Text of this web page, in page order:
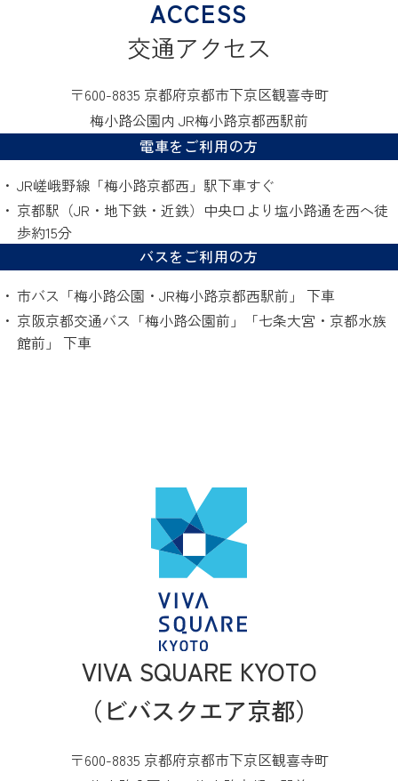
交通アクセス
〒600-8835 京都府京都市下京区観喜寺町
梅小路公園内 JR梅小路京都西駅前
電車をご利用の方
JR嵯峨野線「梅小路京都西」駅下車すぐ
京都駅（JR・地下鉄・近鉄）中央口より塩小路通を西へ徒
歩約15分
バスをご利用の方
市バス「梅小路公園・JR梅小路京都西駅前」 下車
京阪京都交通バス「梅小路公園前」「七条大宮・京都水族
館前」 下車
VIVA SQUARE KYOTO
（ビバスクエア京都）
〒600-8835 京都府京都市下京区観喜寺町